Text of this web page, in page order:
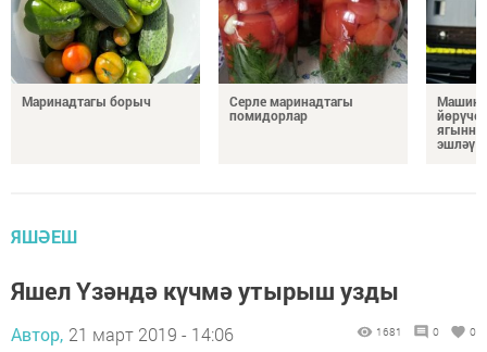
Маринадтагы борыч
Серле маринадтагы
помидорлар
эшләү
ЯШӘЕШ
Яшел Үзәндә күчмә утырыш узды
Автор, 21 март 2019 - 14:06 1681 0 0